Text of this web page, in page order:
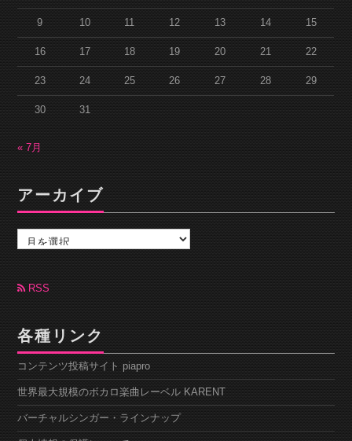
9 10 11 12 13 14 15
16 17 18 19 20 21 22
23 24 25 26 27 28 29
30 31
« 7月
アーカイブ
カ
ブ RSS
各種リンク
コンテンツ投稿サイト piapro
世界最大規模のボカロ楽曲レーベル KARENT
バーチャルシンガー・ラインナップ